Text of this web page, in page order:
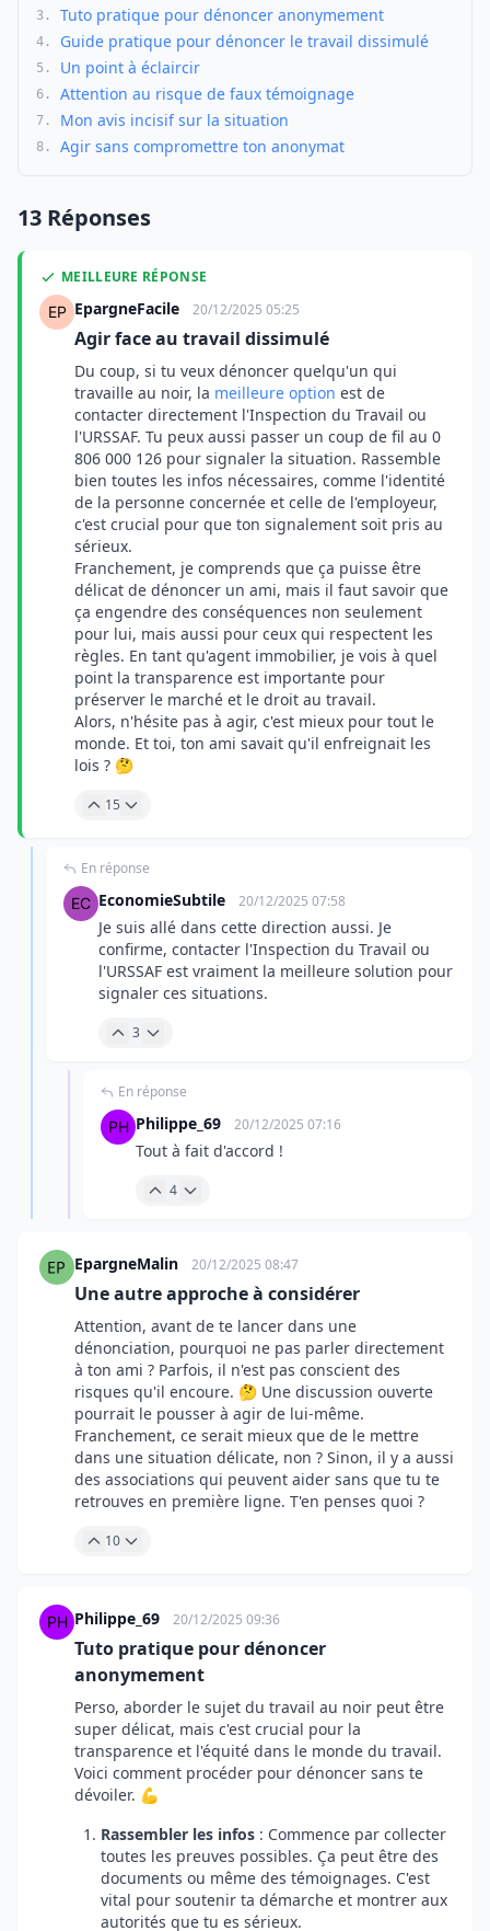
3. Tuto pratique pour dénoncer anonymement
4. Guide pratique pour dénoncer le travail dissimulé
5. Un point à éclaircir
6. Attention au risque de faux témoignage
7. Mon avis incisif sur la situation
8. Agir sans compromettre ton anonymat
13 Réponses
MEILLEURE RÉPONSE
EpargneFacile 20/12/2025 05:25
Agir face au travail dissimulé
Du coup, si tu veux dénoncer quelqu'un qui
travaille au noir, la meilleure option est de
contacter directement l'Inspection du Travail ou
l'URSSAF. Tu peux aussi passer un coup de fil au 0
806 000 126 pour signaler la situation. Rassemble
bien toutes les infos nécessaires, comme l'identité
de la personne concernée et celle de l'employeur,
c'est crucial pour que ton signalement soit pris au
sérieux.
Franchement, je comprends que ça puisse être
délicat de dénoncer un ami, mais il faut savoir que
ça engendre des conséquences non seulement
pour lui, mais aussi pour ceux qui respectent les
règles. En tant qu'agent immobilier, je vois à quel
point la transparence est importante pour
préserver le marché et le droit au travail.
Alors, n'hésite pas à agir, c'est mieux pour tout le
monde. Et toi, ton ami savait qu'il enfreignait les
lois ? 🤔
15
En réponse
EconomieSubtile 20/12/2025 07:58
Je suis allé dans cette direction aussi. Je
confirme, contacter l'Inspection du Travail ou
l'URSSAF est vraiment la meilleure solution pour
signaler ces situations.
3
En réponse
Philippe_69 20/12/2025 07:16
Tout à fait d'accord !
4
EpargneMalin 20/12/2025 08:47
Une autre approche à considérer
Attention, avant de te lancer dans une
dénonciation, pourquoi ne pas parler directement
à ton ami ? Parfois, il n'est pas conscient des
risques qu'il encoure. 🤔 Une discussion ouverte
pourrait le pousser à agir de lui-même.
Franchement, ce serait mieux que de le mettre
dans une situation délicate, non ? Sinon, il y a aussi
des associations qui peuvent aider sans que tu te
retrouves en première ligne. T'en penses quoi ?
10
Philippe_69 20/12/2025 09:36
Tuto pratique pour dénoncer
anonymement
Perso, aborder le sujet du travail au noir peut être
super délicat, mais c'est crucial pour la
transparence et l'équité dans le monde du travail.
Voici comment procéder pour dénoncer sans te
dévoiler. 💪
Rassembler les infos : Commence par collecter
toutes les preuves possibles. Ça peut être des
documents ou même des témoignages. C'est
vital pour soutenir ta démarche et montrer aux
autorités que tu es sérieux.